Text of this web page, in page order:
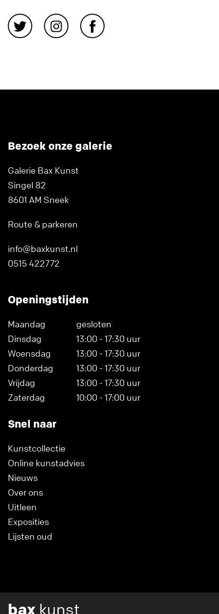
Bezoek onze galerie
Galerie Bax Kunst
Singel 82
8601 AM Sneek
Route & parkeren
info@baxkunst.nl
0515 422772
Openingstijden
Maandag
gesloten
Dinsdag
13:00 - 17:30 uur
Woensdag
13:00 - 17:30 uur
Donderdag
13:00 - 17:30 uur
Vrijdag
13:00 - 17:30 uur
Zaterdag
10:00 - 17:00 uur
Snel naar
Kunstcollectie
Online kunstadvies
Nieuws
Over ons
Uitleen
Exposities
Lijsten oud
bax kunst